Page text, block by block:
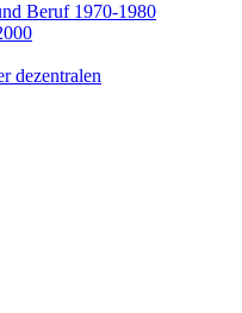
Beruf 1970-1980
dezentralen